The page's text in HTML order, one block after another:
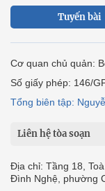
Tuyến bài
Cơ quan chủ quản:
Số giấy phép: 146/
Tổng biên tập:
Liên hệ tòa soạn
Địa chỉ: Tầng 18,
Đình Nghệ, phường